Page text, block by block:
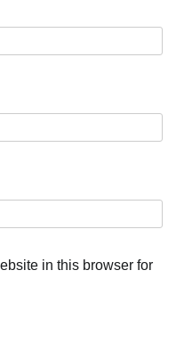
in this browser for